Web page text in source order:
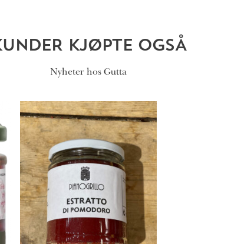
KJØPTE OGSÅ
Nyheter hos Gutta